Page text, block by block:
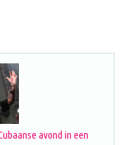
avond in een